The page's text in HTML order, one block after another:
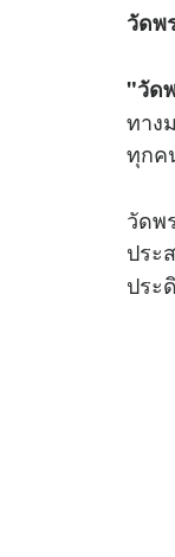
วัดพ
"วัด
ทาง
ทุกค
วัดพ
ประ
ประ